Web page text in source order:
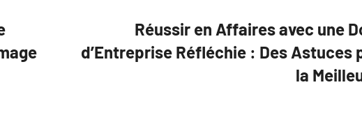
Réussir en Affaires avec une
d’Entreprise Réfléchie : Des Astuces
la